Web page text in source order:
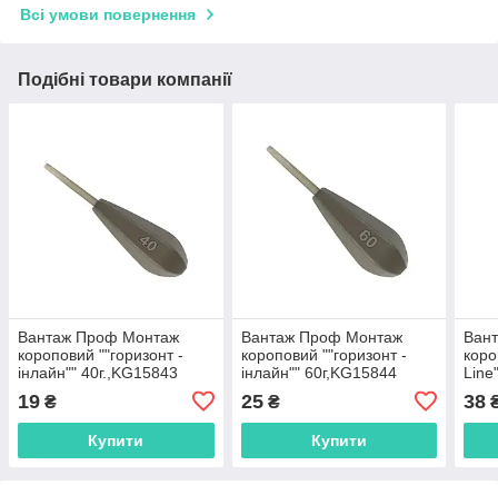
Всі умови повернення
Подібні товари компанії
Вантаж Проф Монтаж
короповий ""горизонт -
інлайн"" 40г.,KG15843
19 ₴
Купити
Вантаж Проф Монтаж
короповий ""горизонт -
інлайн"" 60г,KG15844
25₴
Купити
38